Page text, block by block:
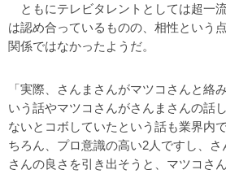
ともにテレビタレントとしては超一
は認め合っているものの、相性という
関係ではなかったようだ。
「実際、さんまさんがマツコさんと絡
いう話やマツコさんがさんまさんの話
ないとコボしていたという話も業界内
ちろん、プロ意識の高い2人ですし、
さんの良さを引き出そうと、マツコさ